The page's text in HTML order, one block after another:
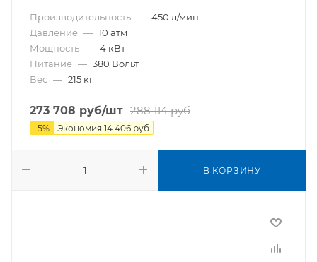
Производительность — 450 л/мин
Давление — 10 атм
Мощность — 4 кВт
Питание — 380 Вольт
Вес — 215 кг
273 708 руб/шт 288 114руб
-5% Экономия 14 406 руб
В КОРЗИНУ